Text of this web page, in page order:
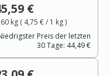
€
kg( 4,75 €/ 1 kg)
Preis der letzten
30 Tage: 44,49 €